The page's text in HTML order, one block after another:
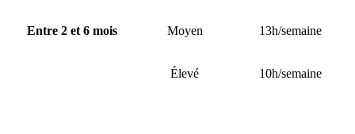
Entre 2 et 6 mois Moyen 13h/semaine
Élevé 10h/semaine